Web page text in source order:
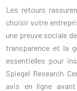
Les retours
choisir votre
une preuve sociale
transparence et la
essentielles pour
Spiegel Research
avis en ligne